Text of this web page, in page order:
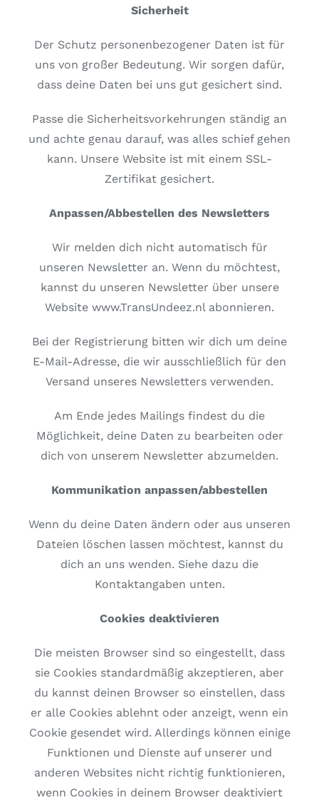
Sicherheit
Der Schutz personenbezogener Daten ist für
uns von großer Bedeutung. Wir sorgen dafür,
dass deine Daten bei uns gut gesichert sind.
Passe die Sicherheitsvorkehrungen ständig an
und achte genau darauf, was alles schief gehen
kann. Unsere Website ist mit einem SSL-
Zertifikat gesichert.
Anpassen/Abbestellen des Newsletters
Wir melden dich nicht automatisch für
unseren Newsletter an. Wenn du möchtest,
kannst du unseren Newsletter über unsere
Website www.TransUndeez.nl abonnieren.
Bei der Registrierung bitten wir dich um deine
E-Mail-Adresse, die wir ausschließlich für den
Versand unseres Newsletters verwenden.
Am Ende jedes Mailings findest du die
Möglichkeit, deine Daten zu bearbeiten oder
dich von unserem Newsletter abzumelden.
Kommunikation anpassen/abbestellen
Wenn du deine Daten ändern oder aus unseren
Dateien löschen lassen möchtest, kannst du
dich an uns wenden. Siehe dazu die
Kontaktangaben unten.
Cookies deaktivieren
Die meisten Browser sind so eingestellt, dass
sie Cookies standardmäßig akzeptieren, aber
du kannst deinen Browser so einstellen, dass
er alle Cookies ablehnt oder anzeigt, wenn ein
Cookie gesendet wird. Allerdings können einige
Funktionen und Dienste auf unserer und
anderen Websites nicht richtig funktionieren,
wenn Cookies in deinem Browser deaktiviert